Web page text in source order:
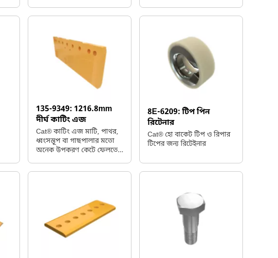
খনন করার সময় বাকেটের
সঙ্গে সুরক্ষিতভাবে আটকে
135-9349: 1216.8mm
দীর্ঘ কাটিং এজ
Cat® কাটিং এজ মাটি, পাথর,
ধ্বংসস্তূপ বা গাছপালার মতো
অনেক উপকরণ কেটে ফেলতে
দক্ষতার সাথে প্রবেশ এবং ধাক্কা
8E-6209:টিপ পিন
রিটেনার
Cat® হো বাকেট টিপ ও রিপার
টিপের জন্য রিটেইনার